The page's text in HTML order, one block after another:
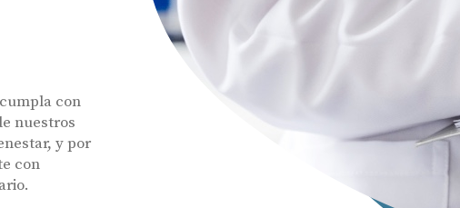
con
nuestros
y por
con